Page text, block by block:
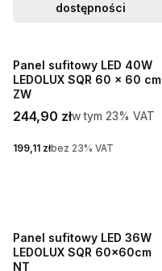
dostępności
Panel sufitowy LED 40W
LEDOLUX SQR 60 x 60 cm
ZW
Cena brutto
244,90 złw tym %s VAT
w tym 23% VAT
Cena netto
199,11 złbez 23% VAT
Panel sufitowy LED 36W
LEDOLUX SQR 60x60cm
NT